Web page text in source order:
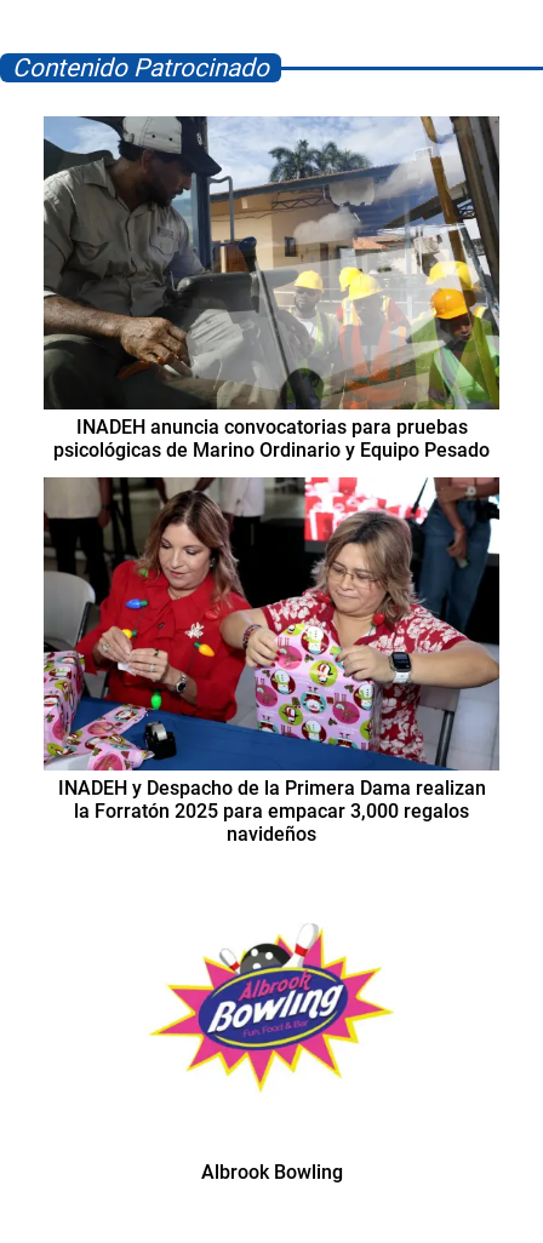
Contenido Patrocinado
INADEH anuncia convocatorias para pruebas
psicológicas de Marino Ordinario y Equipo Pesado
INADEH y Despacho de la Primera Dama realizan
la Forratón 2025 para empacar 3,000 regalos
navideños
Albrook Bowling